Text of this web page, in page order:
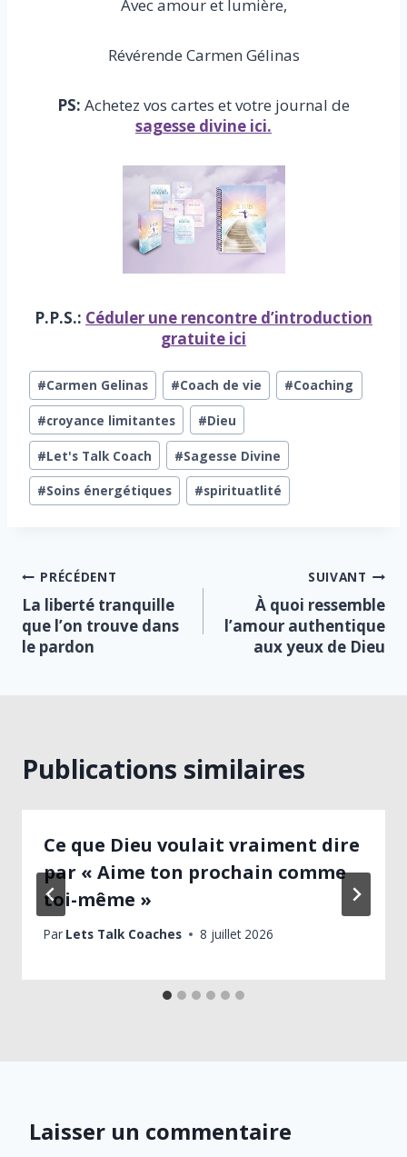
Avec amour et lumière,
Révérende Carmen Gélinas
PS: Achetez vos cartes et votre journal de
sagesse divine ici.
P.P.S.: Céduler une rencontre d’introduction
gratuite ici
Étiquettes
de
la
publication :
#Carmen Gelinas #Coach de vie #Coaching
#croyance limitantes #Dieu
#Let's Talk Coach #Sagesse Divine
#Soins énergétiques #spirituatlité
Navigation
de
l’article
PRÉCÉDENT
La liberté tranquille
que l’on trouve dans
le pardon
SUIVANT
À quoi ressemble
l’amour authentique
aux yeux de Dieu
Publications similaires
Ce que Dieu voulait vraiment dire
par « Aime ton prochain comme
toi-même »
Par Lets Talk Coaches 8 juillet 2026
Laisser un commentaire